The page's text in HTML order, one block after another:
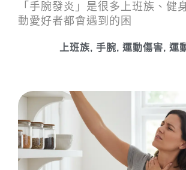
「手腕發炎」是很多上班族、健
動愛好者都會遇到的困
上班族, 手腕, 運動傷害, 運